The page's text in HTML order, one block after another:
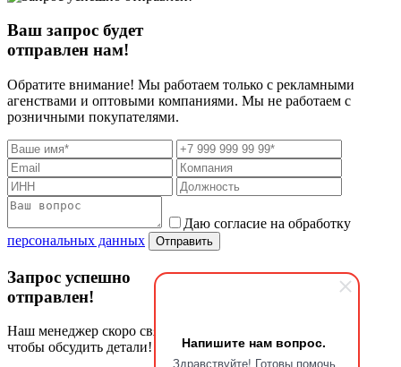
Напишите нам вопрос.
Здравствуйте! Готовы помочь
Ваш запрос будет
отправлен нам!
Обратите внимание! Мы работаем только с рекламными
агенствами и оптовыми компаниями. Мы не работаем с
розничными покупателями.
Даю согласие на обработку
персональных данных
Отправить
Запрос успешно
отправлен!
Наш менеджер скоро свяжется с Вами,
чтобы обсудить детали!